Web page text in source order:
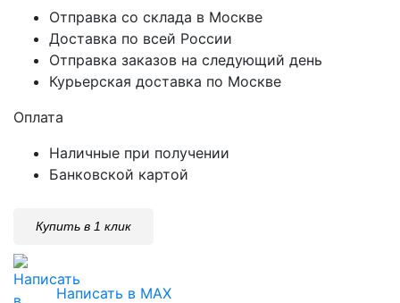
Отправка со склада в Москве
Доставка по всей России
Отправка заказов на следующий день
Курьерская доставка по Москве
Оплата
Наличные при получении
Банковской картой
Купить в 1 клик
Написать в MAX